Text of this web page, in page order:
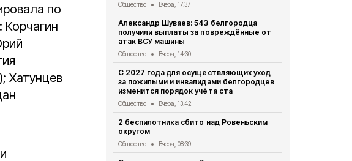
по
Хатунцев
Общество Вчера, 17:37
Александр Шуваев: 543 белгородца
получили выплаты за повреждённые от
атак ВСУ машины
Общество Вчера, 14:30
С 2027 года для осуществляющих уход
за пожилыми и инвалидами белгородцев
изменится порядок учёта ста
Общество Вчера, 13:42
2 беспилотника сбито над Ровеньским
округом
Общество Вчера, 08:39